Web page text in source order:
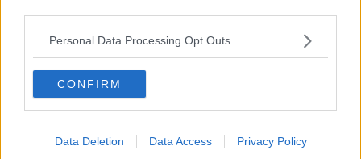
Personal Data Processing Opt Outs
CONFIRM
Data Deletion Data Access Privacy Policy
l’edilizia scolastica a cui dedichiamo altri 145mila euro per la
costruzione della nuova scuola primaria del capoluogo, con un QTE
aggiornato di 5,8 milioni di euro tra risorse comunali (751mila) e
risorse statali. A tale proposito avevamo già accertato nella
precedente variazione al bilancio di febbraio oltre 5 milioni di euro
al PNRR relativamente alla Misura ‘Piano di messa in sicurezza e